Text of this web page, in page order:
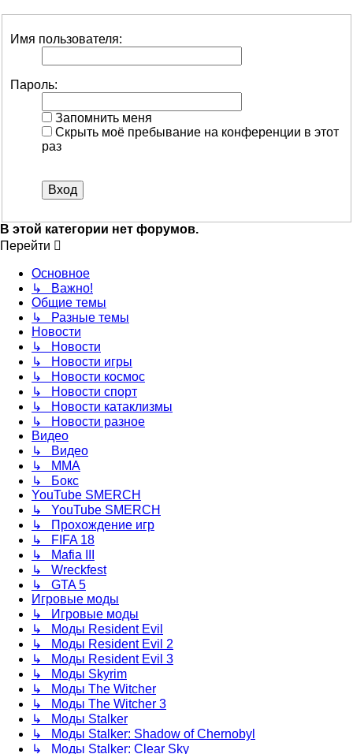
Имя пользователя:
Пароль:
Запомнить меня
Скрыть моё пребывание на конференции в этот
раз
В этой категории нет форумов.
Перейти
Основное
↳ Важно!
Общие темы
↳ Разные темы
Новости
↳ Новости
↳ Новости игры
↳ Новости космос
↳ Новости спорт
↳ Новости катаклизмы
↳ Новости разное
Видео
↳ Видео
↳ ММА
↳ Бокс
YouTube SMERCH
↳ YouTube SMERCH
↳ Прохождение игр
↳ FIFA 18
↳ Mafia III
↳ Wreckfest
↳ GTA 5
Игровые моды
↳ Игровые моды
↳ Моды Resident Evil
↳ Моды Resident Evil 2
↳ Моды Resident Evil 3
↳ Моды Skyrim
↳ Моды The Witcher
↳ Моды The Witcher 3
↳ Моды Stalker
↳ Моды Stalker: Shadow of Chernobyl
↳ Моды Stalker: Clear Sky